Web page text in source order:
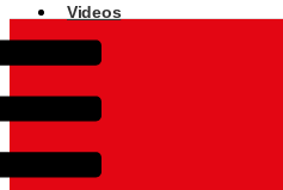
Videos